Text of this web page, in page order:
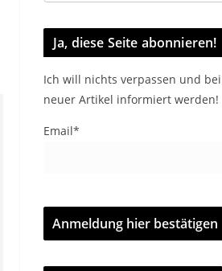
Ja, diese Seite abonnieren!
Ich will nichts verpassen und
neuer Artikel informiert werden!
Email*